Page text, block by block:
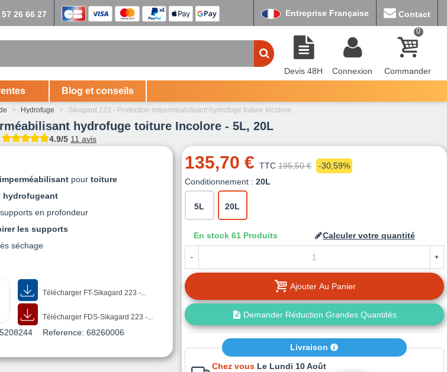
26 66 27 Entreprise Française Contact
Devis 48H Connexion
0
Commander
Blog et conseils
> Hydrofuge > Sikagard 223 - Protection imperméabilisant hydrofuge toiture Incolore
hydrofuge toiture Incolore - 5L, 20L
4.9/5 11 avis
pourtoiture
hydrofugeant
en profondeur
les supports
séchage
Télécharger FT-Sikagard 223 -...
Télécharger FDS-Sikagard 223 -...
Reference: 68260006
135,70 € TTC 195,50 €
-30,59%
Conditionnement : 20L
5L 20L
En stock 61 Produits Calculer votre quantité
- +
Ajouter Au Panier
Demander Réduction Grandes Quantités
Livraison
Chez vous Le Lundi 10 Août